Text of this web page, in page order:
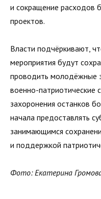
и сокращение расходов
проектов.
Власти подчёркивают,
мероприятия будут
проводить молодёжные
военно-патриотические
захоронения останков
начала предоставлять
занимающимся
и поддержкой
Фото: Екатерина